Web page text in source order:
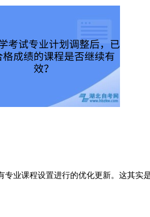
课程设置进行的优化更新。这其实